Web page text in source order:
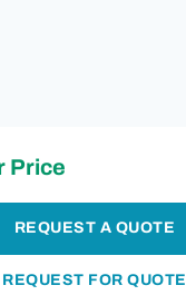
Price
REQUEST A QUOTE
REQUEST FOR QUOTE